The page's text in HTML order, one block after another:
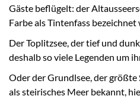
Gäste beflügelt: der
Farbe als Tintenfass bezeichnet
Der Toplitzsee, der tief und
deshalb so viele Legenden um
Oder der Grundlsee, der größte
als steirisches Meer bekannt,